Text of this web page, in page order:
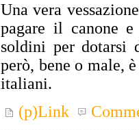
Una vera
pagare il canone
soldini per dotarsi
però, bene o male,
italiani.
(p)Link